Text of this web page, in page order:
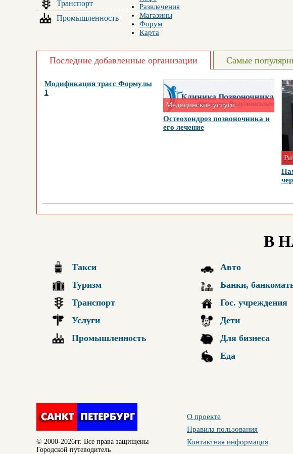
Развлечения
Магазины
Форум
Карта
Транспорт
Промышленность
Последние добавленные организации
Модификация трасс Формулы
1
Медицинские услуги
Остеохондроз позвоночника и
его лечение
Самые
В
Такси
Туризм
Транспорт
Услуги
Промышленность
Авто
Банки,
Гос. учреждения
Дети
Для бизнеса
Еда
© 2000-2026гг. Все права защищены
Городской путеводитель
О проекте
Правила пользования
Контактная информация